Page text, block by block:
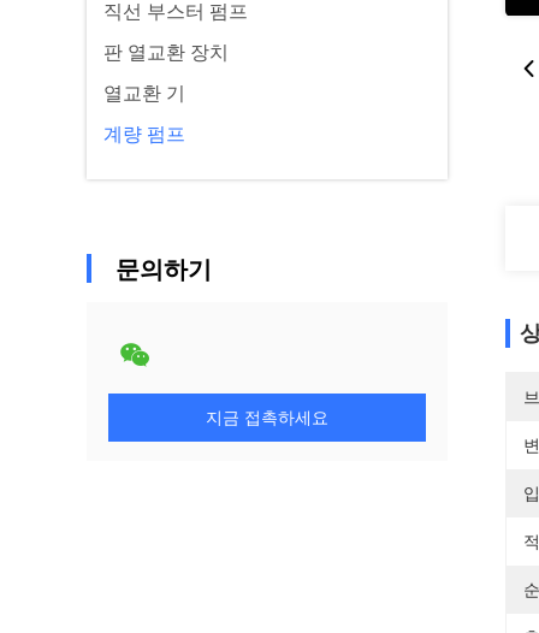
직선 부스터 펌프
판 열교환 장치
열교환 기
계량 펌프
문의하기
지금 접촉하세요